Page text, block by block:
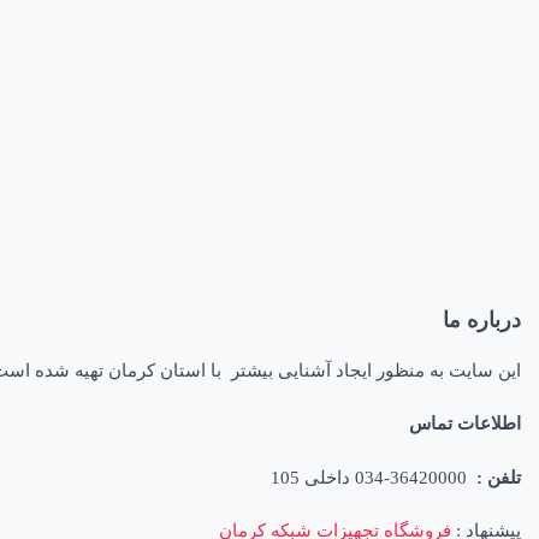
درباره ما
این سایت به منظور ایجاد آشنایی بیشتر با استان کرمان تهیه شده
اطلاعات تماس
تلفن :
پیشنهاد : فروشگاه تجهیزات شبکه کرمان